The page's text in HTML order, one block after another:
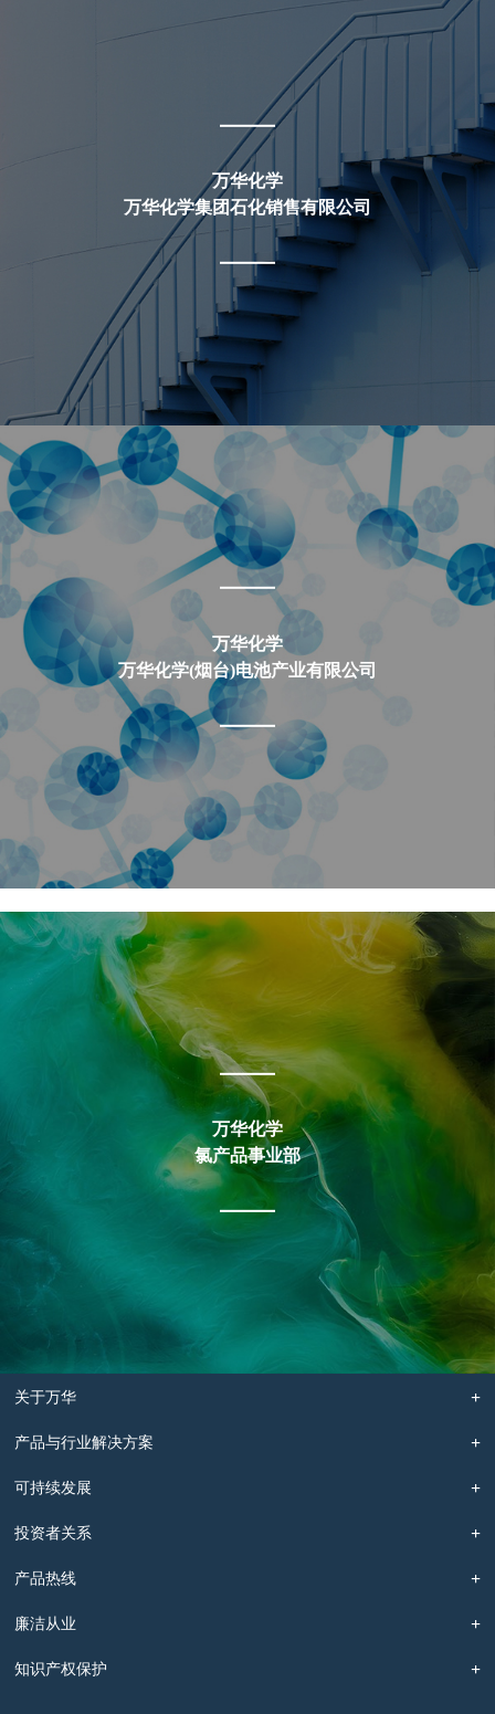
收购铜化集团相关产业
烟台产业园柠檬醛/POE装置成功开车
万华化学
万华化学集团石化销售有限公司
万华化学
万华化学(烟台)电池产业有限公司
万华化学
氯产品事业部
关于万华
产品与行业解决方案
可持续发展
投资者关系
产品热线
廉洁从业
知识产权保护